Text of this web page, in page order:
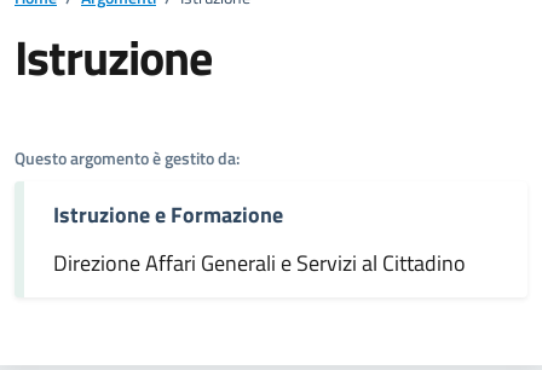
Istruzione
Questo argomento è gestito da:
Istruzione e Formazione
Direzione Affari Generali e Servizi al Cittadino